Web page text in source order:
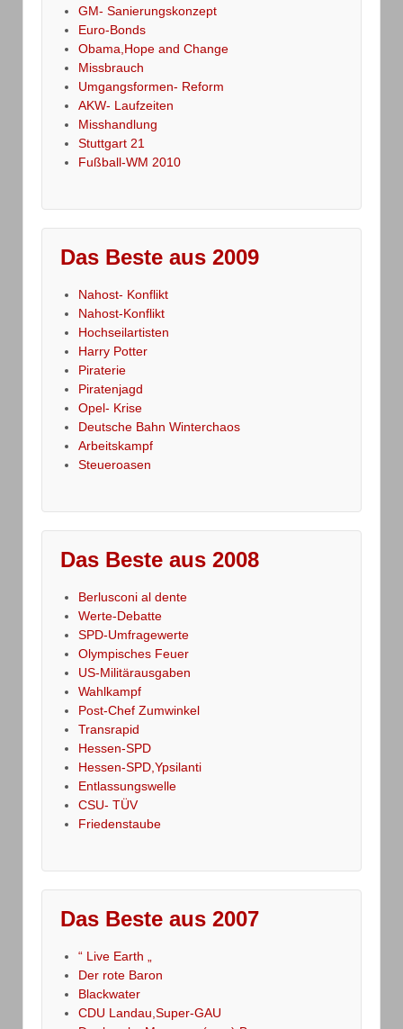
GM- Sanierungskonzept
Euro-Bonds
Obama,Hope and Change
Missbrauch
Umgangsformen- Reform
AKW- Laufzeiten
Misshandlung
Stuttgart 21
Fußball-WM 2010
Das Beste aus 2009
Nahost- Konflikt
Nahost-Konflikt
Hochseilartisten
Harry Potter
Piraterie
Piratenjagd
Opel- Krise
Deutsche Bahn Winterchaos
Arbeitskampf
Steueroasen
Das Beste aus 2008
Berlusconi al dente
Werte-Debatte
SPD-Umfragewerte
Olympisches Feuer
US-Militärausgaben
Wahlkampf
Post-Chef Zumwinkel
Transrapid
Hessen-SPD
Hessen-SPD,Ypsilanti
Entlassungswelle
CSU- TÜV
Friedenstaube
Das Beste aus 2007
“ Live Earth „
Der rote Baron
Blackwater
CDU Landau,Super-GAU